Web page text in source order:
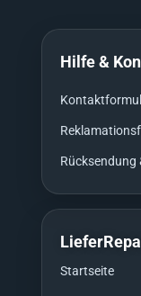
Hilfe &
Startseite